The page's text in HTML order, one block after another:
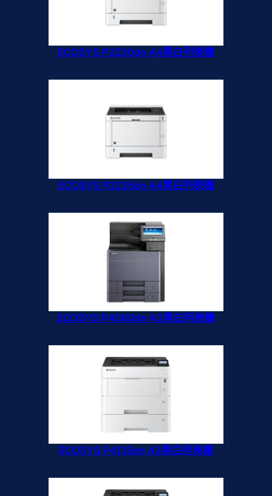
ECOSYS P2230dn A4黑白列表機
ECOSYS P2235dn A4黑白列表機
ECOSYS P4060dn A3黑白列表機
ECOSYS P4135dn A3黑白列表機